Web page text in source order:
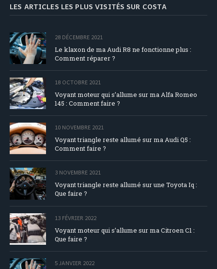
LES ARTICLES LES PLUS VISITÉS SUR COSTA
28 DÉCEMBRE 2021
Le klaxon de ma Audi R8 ne fonctionne plus :
Comment réparer ?
18 OCTOBRE 2021
Voyant moteur qui s’allume sur ma Alfa Romeo
145 : Comment faire ?
10 NOVEMBRE 2021
Voyant triangle reste allumé sur ma Audi Q5 :
Comment faire ?
3 NOVEMBRE 2021
Voyant triangle reste allumé sur une Toyota Iq :
Que faire ?
13 FÉVRIER 2022
Voyant moteur qui s’allume sur ma Citroen C1 :
Que faire ?
5 JANVIER 2022